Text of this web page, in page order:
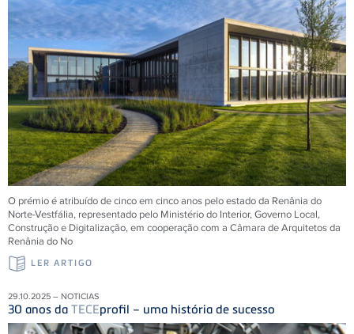
O prémio é atribuído de cinco em cinco anos pelo estado da Renânia do
Norte-Vestfália, representado pelo Ministério do Interior, Governo Local,
Construção e Digitalização, em cooperação com a Câmara de Arquitetos da
Renânia do No
LER ARTIGO
29.10.2025 – NOTICIAS
30 anos da TECEprofil – uma história de sucesso